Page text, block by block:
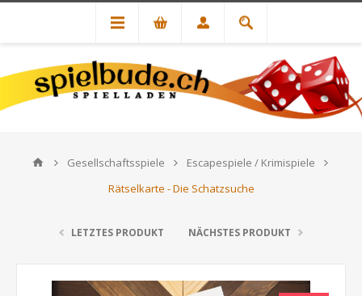
Gesellschaftsspiele
Escapespiele / Krimispiele
Rätselkarte - Die Schatzsuche
LETZTES PRODUKT NÄCHSTES PRODUKT